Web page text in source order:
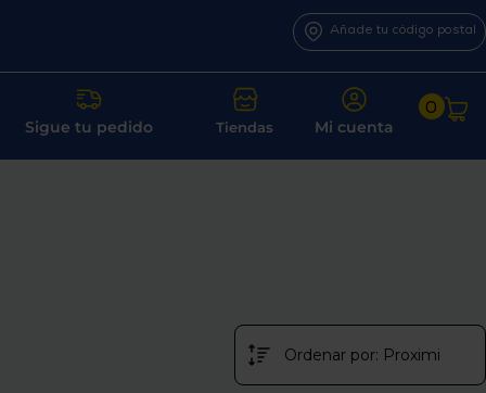
Añade tu código postal
Sigue tu pedido Tiendas Mi cuenta
0